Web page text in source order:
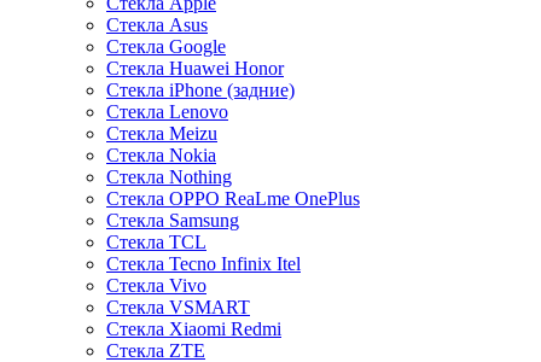
Стекла Asus
Стекла Google
Стекла Huawei Honor
Стекла iPhone (задние)
Стекла Lenovo
Стекла Meizu
Стекла Nokia
Стекла Nothing
Стекла OPPO ReaLme OnePlus
Стекла Samsung
Стекла TCL
Стекла Tecno Infinix Itel
Стекла Vivo
Стекла VSMART
Стекла Xiaomi Redmi
Стекла ZTE